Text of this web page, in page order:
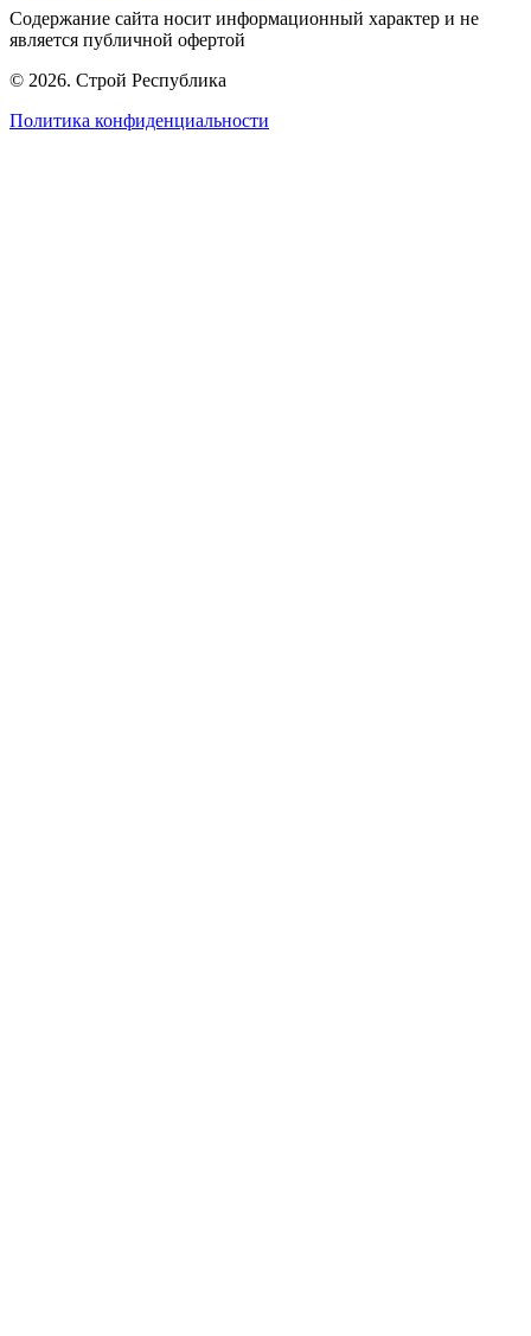
Содержание сайта носит информационный характер и не
является публичной офертой
© 2026. Строй Республика
Политика конфиденциальности